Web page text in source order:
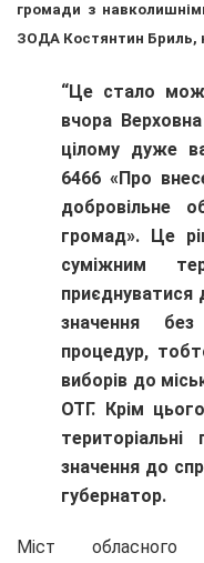
громади з
ЗОДА Костянтин Бриль,
“Це стало
вчора
цілому дуже
6466 «Про
добровільне
громад». Це
суміжним
приєднуватися
значення
процедур,
виборів до
ОТГ. Крім
значення до
губернатор.
Міст